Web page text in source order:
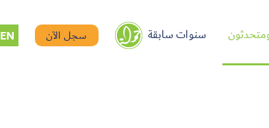
سنوات سابقة سجل الآن EN